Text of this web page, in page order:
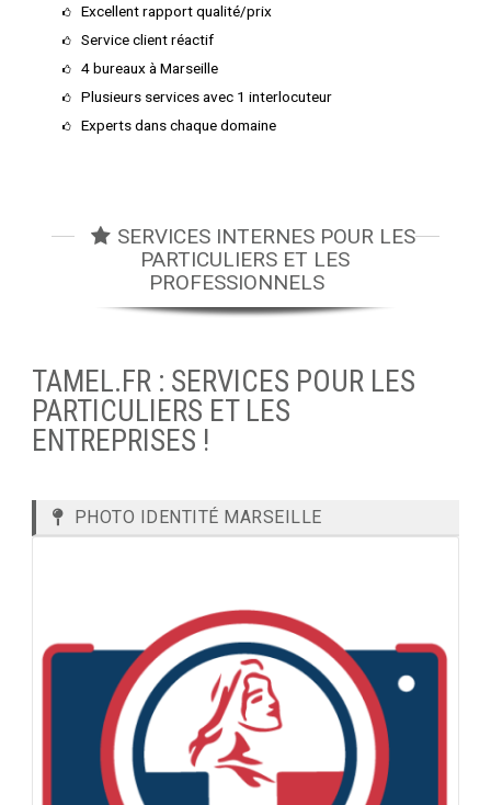
Excellent rapport qualité/prix
Service client réactif
4 bureaux à Marseille
Plusieurs services avec 1 interlocuteur
Experts dans chaque domaine
SERVICES INTERNES POUR LES
PARTICULIERS ET LES
PROFESSIONNELS
TAMEL.FR : SERVICES POUR LES
PARTICULIERS ET LES
ENTREPRISES !
PHOTO IDENTITÉ MARSEILLE